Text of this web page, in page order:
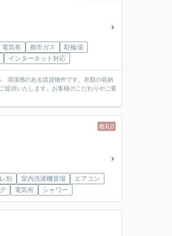
電気有 都市ガス
駐輪場
インターネット対応
清潔感のある賃貸物件です。衣類の収納
提供いたします。お客様のこだわりやご要
敷礼0
別 室内洗濯機置場
エアコン
電気有 シャワー